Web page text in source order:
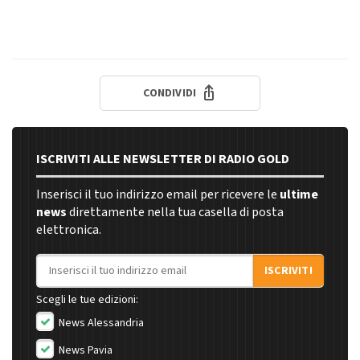
CONDIVIDI
ISCRIVITI ALLE NEWSLETTER DI RADIO GOLD
Inserisci il tuo indirizzo email per ricevere le ultime
newsdirettamente nella tua casella di posta
elettronica.
Indirizzo email
ISCRIVITI
Scegli le tue edizioni:
News Alessandria
News Pavia